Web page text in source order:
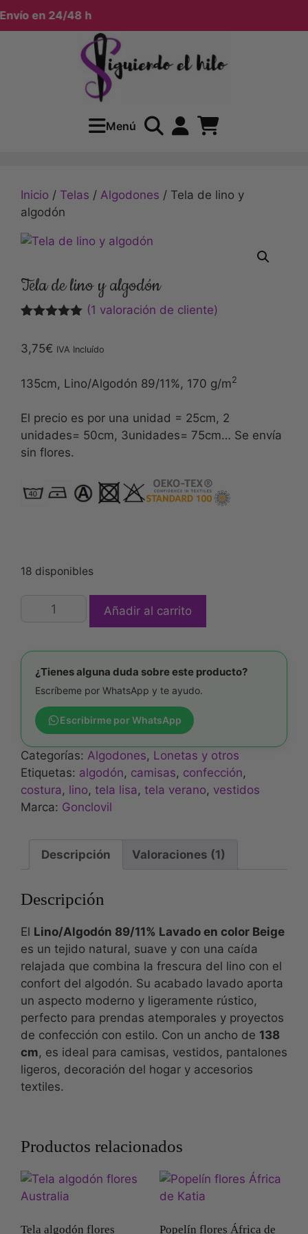
en 24/48 h
Menú
Inicio / Telas / Algodones / Tela de lino y
algodón
Tela de lino y algodón
de 5 en
de un
(1 valoración de cliente)
3,75€ IVA Incluído
135cm, Lino/Algodón 89/11%, 170 g/m2
El precio es por una unidad = 25cm, 2
unidades= 50cm, 3unidades= 75cm… Se envía
sin flores.
18 disponibles
Añadir al carrito
¿Tienes alguna duda sobre este producto?
Escríbeme por WhatsApp y te ayudo.
Escribirme por WhatsApp
Categorías: Algodones, Lonetas y otros
Etiquetas: algodón, camisas, confección,
costura, lino, tela lisa, tela verano, vestidos
Marca: Gonclovil
Descripción Valoraciones (1)
Descripción
El Lino/Algodón 89/11% Lavado en color Beige
es un tejido natural, suave y con una caída
relajada que combina la frescura del lino con el
confort del algodón. Su acabado lavado aporta
un aspecto moderno y ligeramente rústico,
perfecto para prendas atemporales y proyectos
de confección con estilo. Con un ancho de 138
cm, es ideal para camisas, vestidos, pantalones
ligeros, decoración del hogar y accesorios
textiles.
Productos relacionados
Tela algodón flores Popelín flores África de